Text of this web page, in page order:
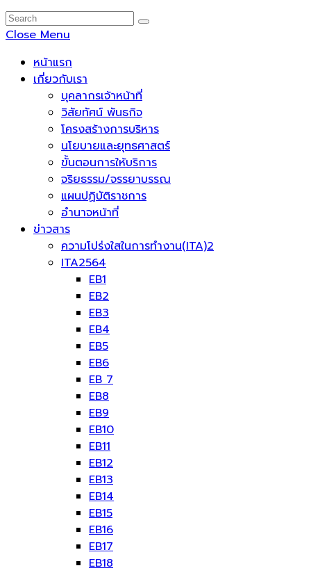
Close Menu
หน้าแรก
เกี่ยวกับเรา
บุคลากรเจ้าหน้าที่
วิสัยทัศน์ พันธกิจ
โครงสร้างการบริหาร
นโยบายและยุทธศาสตร์
ขั้นตอนการให้บริการ
จริยธรรม/จรรยาบรรณ
แผนปฏิบัติราชการ
อำนาจหน้าที่
ข่าวสาร
ความโปร่งใสในการทำงาน(ITA)2
ITA2564
EB1
EB2
EB3
EB4
EB5
EB6
EB 7
EB8
EB9
EB10
EB11
EB12
EB13
EB14
EB15
EB16
EB17
EB18